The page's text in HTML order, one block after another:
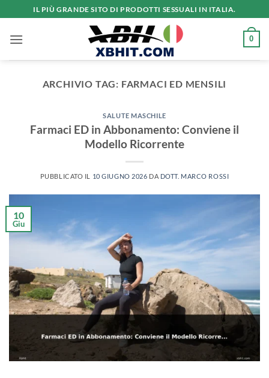
ai
contenuti
IL PIÙ GRANDE SITO DI PRODOTTI SESSUALI IN ITALIA.
0
ARCHIVIO TAG: FARMACI ED MENSILI
SALUTE MASCHILE
Farmaci ED in Abbonamento: Conviene il
Modello Ricorrente
PUBBLICATO IL 10 GIUGNO 2026 DA DOTT. MARCO ROSSI
10
Giu